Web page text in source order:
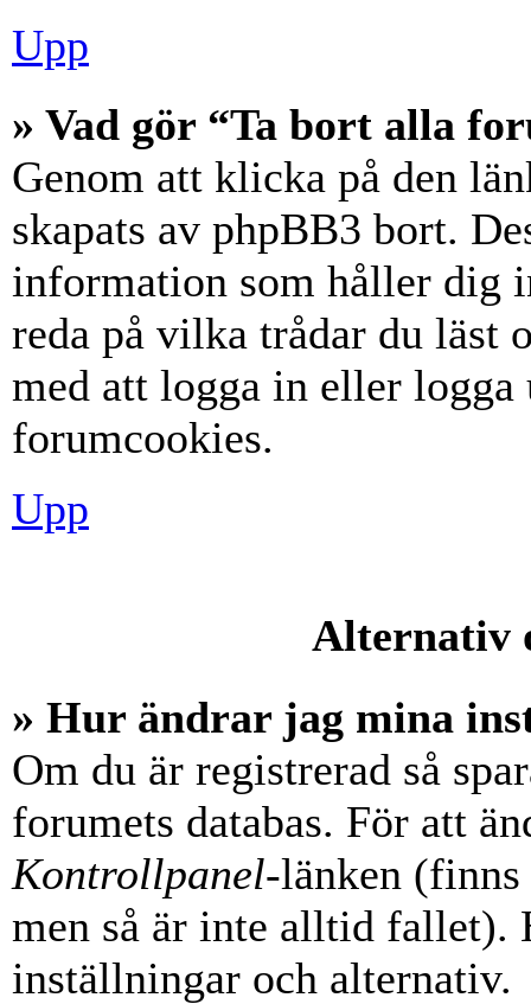
Upp
» Vad gör “Ta bort alla
Genom att klicka på den
skapats av phpBB3 bort.
information som håller dig
reda på vilka trådar du läst
med att logga in eller
forumcookies.
Upp
Alternativ
» Hur ändrar jag mina
Om du är registrerad så
forumets databas. För att
Kontrollpanel-länken
men så är inte alltid fallet).
inställningar och alternativ.